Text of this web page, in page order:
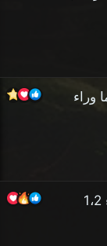
وراء